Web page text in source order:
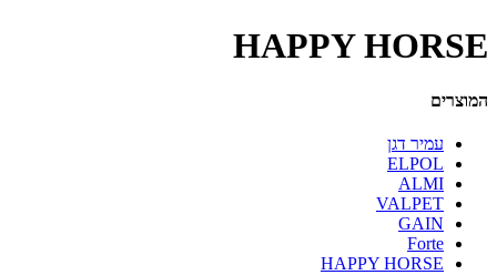
HAPPY HORSE
המוצרים
עמיר דגן
ELPOL
ALMI
VALPET
GAIN
Forte
HAPPY HORSE